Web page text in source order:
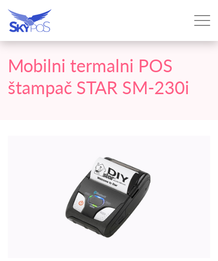
Mobilni termalni POS
štampač STAR SM-230i